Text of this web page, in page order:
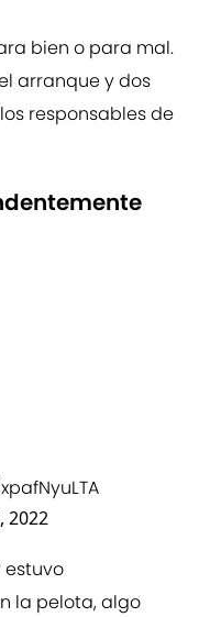
bien o para mal.
arranque y dos
responsables de
2022
estuvo
la pelota, algo